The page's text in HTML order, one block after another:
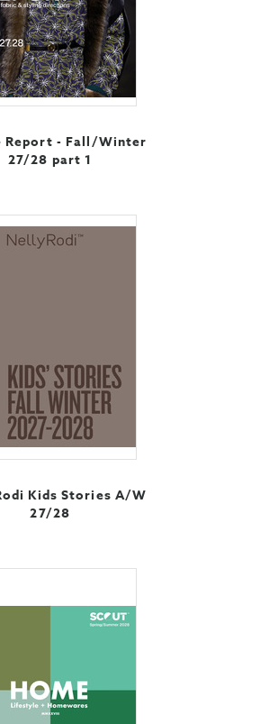
Report - Fall/Winter
27/28 part 1
Kids Stories A/W
27/28